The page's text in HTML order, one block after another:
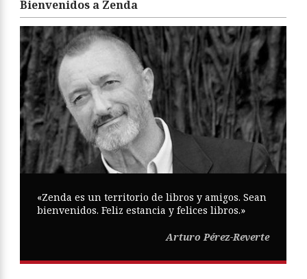
Bienvenidos a Zenda
«Zenda es un territorio de libros y amigos. Sean
bienvenidos. Feliz estancia y felices libros.»
Arturo Pérez-Reverte